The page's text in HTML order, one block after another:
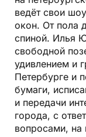
ведёт свои
окон. От пола
спиной. Илья
свободной
удивлением и
Петербурге и
бумаги,
и передачи
города, с
вопросами, на